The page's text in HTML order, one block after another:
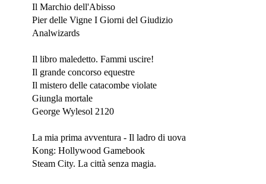
Il Marchio dell'Abisso
Pier delle Vigne I Giorni del Giudizio
Analwizards
Il libro maledetto. Fammi uscire!
Il grande concorso equestre
Il mistero delle catacombe violate
Giungla mortale
George Wylesol 2120
La mia prima avventura - Il ladro di uova
Kong: Hollywood Gamebook
Steam City. La città senza magia.